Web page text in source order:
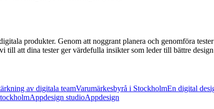
produkter. Genom att noggrant planera och genomföra
att dina tester ger värdefulla insikter som leder till bättre
av digitala teamVarumärkesbyrå i StockholmEn digital
Appdesign studioAppdesign